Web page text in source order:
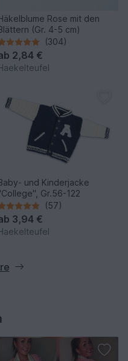
Rose mit den
(Gr. 4-5 cm)
(304)
2,84 €
und Kinderjacke
Gr.56-122
(57)
3,94 €